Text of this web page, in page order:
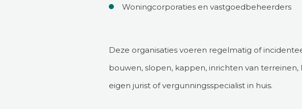
Woningcorporaties en vastgoedbeheerders
Deze organisaties voeren regelmatig of
bouwen, slopen, kappen, inrichten van
eigen jurist of vergunningsspecialist in huis.